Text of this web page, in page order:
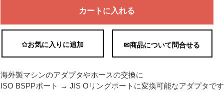
カートに入れる
✩お気に入りに追加 ✉商品について問合せる
海外製マシンのアダプタやホースの交換に
ISO BSPPポート → JIS Oリングポートに変換可能なアダプタです